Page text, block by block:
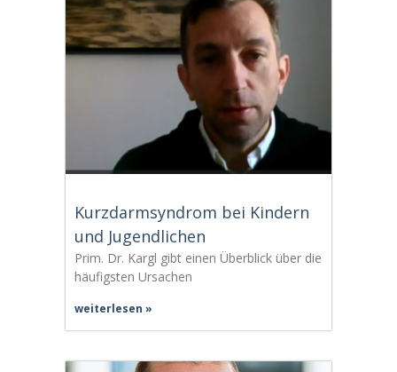
Kurzdarmsyndrom bei Kindern
und Jugendlichen
Prim. Dr. Kargl gibt einen Überblick über die
häufigsten Ursachen
weiterlesen »